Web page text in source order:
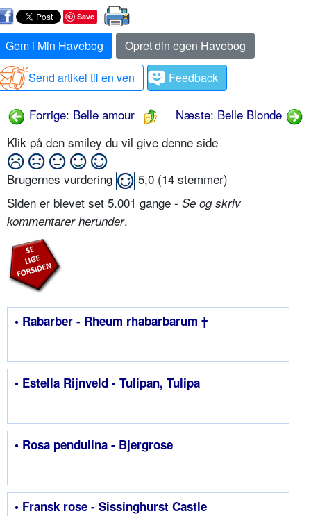
Save
Gem i Min Havebog
Opret din egen Havebog
Send artikel til en ven
Feedback
Forrige: Belle amour
Næste: Belle Blonde
Klik på den smiley du vil give denne side
Brugernes vurdering 5,0 (14 stemmer)
Siden er blevet set 5.001 gange - Se og skriv
kommentarer herunder.
• Rabarber - Rheum rhabarbarum †
• Estella Rijnveld - Tulipan, Tulipa
• Rosa pendulina - Bjergrose
• Fransk rose - Sissinghurst Castle